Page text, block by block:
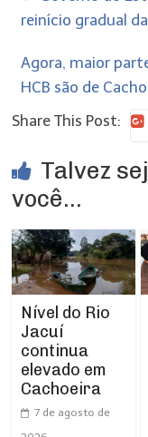
reinício gradual
Agora, maior
HCB são de
Share This Post:
Talvez
você...
Nível do Rio
Jacuí
continua
elevado em
Cachoeira
7 de agosto de